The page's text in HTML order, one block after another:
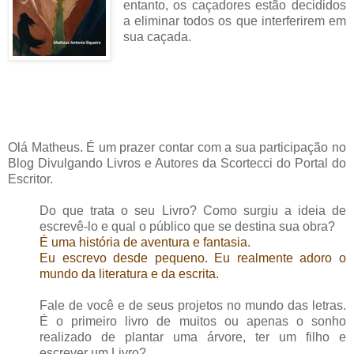
entanto, os caçadores estão decididos
a eliminar todos os que interferirem em
sua caçada.
Olá Matheus. É um prazer contar com a sua participação no
Blog Divulgando Livros e Autores da Scortecci do Portal do
Escritor.
Do que trata o seu Livro? Como surgiu a ideia de
escrevê-lo e qual o público que se destina sua obra?
É uma história de aventura e fantasia.
Eu escrevo desde pequeno. Eu realmente adoro o
mundo da literatura e da escrita.
Fale de você e de seus projetos no mundo das letras.
É o primeiro livro de muitos ou apenas o sonho
realizado de plantar uma árvore, ter um filho e